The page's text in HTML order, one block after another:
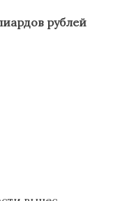
рублей